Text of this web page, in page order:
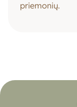
priemonių.